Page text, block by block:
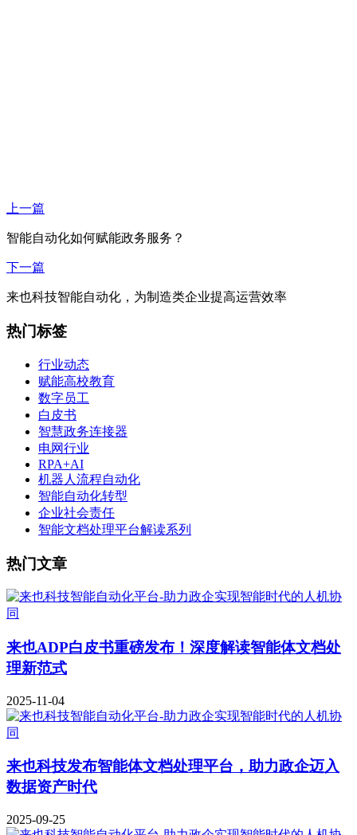
上一篇
智能自动化如何赋能政务服务？
下一篇
来也科技智能自动化，为制造类企业提高运营效率
热门标签
行业动态
赋能高校教育
数字员工
白皮书
智慧政务连接器
电网行业
RPA+AI
机器人流程自动化
智能自动化转型
企业社会责任
智能文档处理平台解读系列
热门文章
来也ADP白皮书重磅发布！深度解读智能体文档处
理新范式
2025-11-04
来也科技发布智能体文档处理平台，助力政企迈入
数据资产时代
2025-09-25